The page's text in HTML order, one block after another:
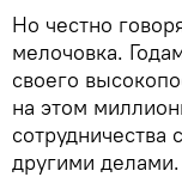
Но честно
мелочовка.
своего
на этом
сотрудничества
другими делами.